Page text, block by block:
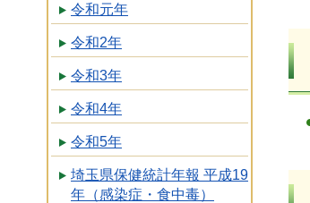
令和元年
令和2年
令和3年
令和4年
令和5年
埼玉県保健統計年報 平成19
年（感染症・食中毒）